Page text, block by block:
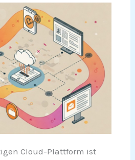
Cloud-Plattform ist